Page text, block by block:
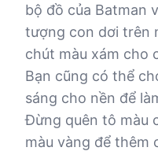
bộ đồ của Batman
tượng con dơi trên
chút màu xám cho
Bạn cũng có thể
sáng cho nền để
Đừng quên tô màu
màu vàng để thêm